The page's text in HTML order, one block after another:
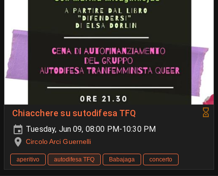
Chiacchere su sutodifesa TFQ
Tuesday, Jun 09, 08:00 PM-10:30 PM
Circolo Arci Guernelli
aperitivo autodifesa TFQ Babajaga concerto